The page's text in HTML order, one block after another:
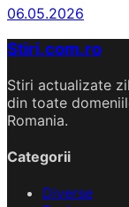
06.05.2026
Stiri.com.ro
Stiri actualizate
din toate
Romania.
Categorii
Diverse